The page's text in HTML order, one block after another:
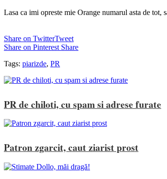
Lasa ca imi opreste mie Orange numarul asta de tot,
Share on TwitterTweet
Share on Pinterest Share
Tags: piarizde, PR
PR de chiloti, cu spam si adrese furate
Patron zgarcit, caut ziarist prost